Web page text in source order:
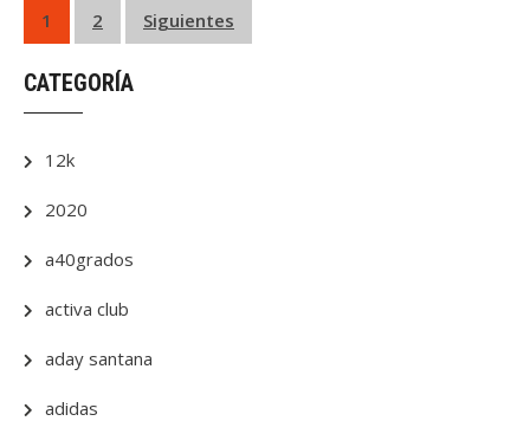
Paginación
de
entradas
1 2 Siguientes
CATEGORÍA
12k
2020
a40grados
activa club
aday santana
adidas